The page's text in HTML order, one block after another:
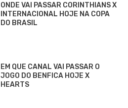
ONDE VAI PASSAR CORINTHIANS X
INTERNACIONAL HOJE NA COPA
DO BRASIL
EM QUE CANAL VAI PASSAR O
JOGO DO BENFICA HOJE X
HEARTS